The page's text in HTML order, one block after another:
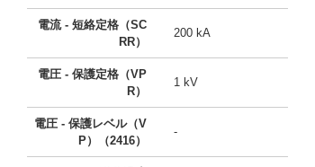
電流 - 短絡定格（SC
RR）
200 kA
電圧 - 保護定格（VP
R）
1 kV
電圧 - 保護レベル（V
P）（2416）
-